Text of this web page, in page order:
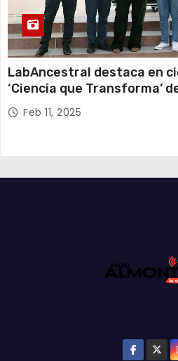
LabAncestral destaca en
‘Ciencia que Transforma’
Feb 11, 2025